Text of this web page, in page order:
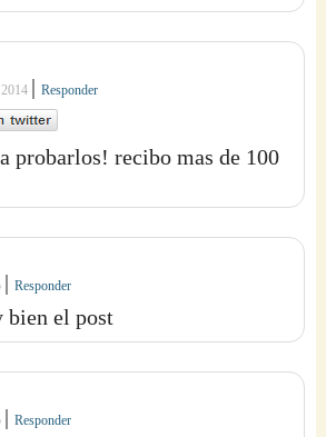
|Responder
probarlos! recibo mas de 100
|Responder
bien el post
|Responder